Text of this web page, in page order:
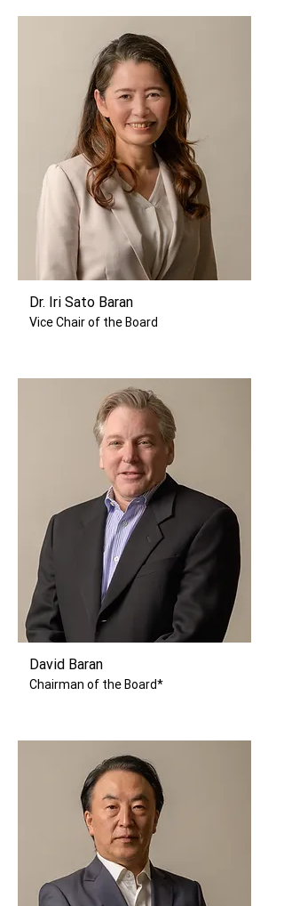
Dr. Iri Sato Baran
Vice Chair of the Board
David Baran
Chairman of the Board*